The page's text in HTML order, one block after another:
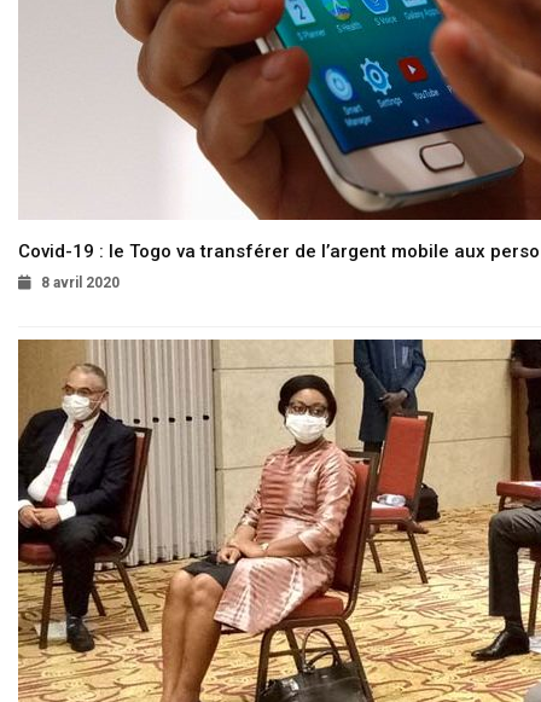
Covid-19 : le Togo va transférer de l’argent mobile aux
8 avril 2020